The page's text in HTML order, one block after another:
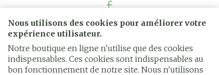
Nous utilisons des cookies pour améliorer votre
expérience utilisateur.
Notre boutique en ligne n'utilise que des cookies
indispensables. Ces cookies sont indispensables au
bon fonctionnement de notre site. Nous n'utilisons
Liens légaux